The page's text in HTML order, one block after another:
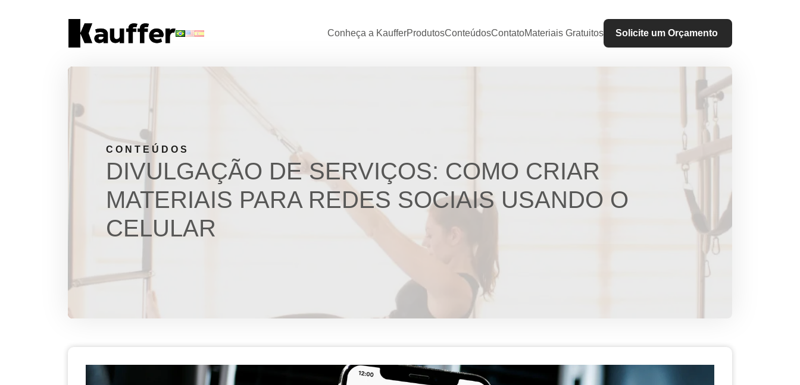
Contato
Materiais Gratuitos
Solicite um Orçamento
Conheça a KaufferProdutosConteúdosContatoMateriais Gratuitos Solicite um Orçamento
CONTEÚDOS
DIVULGAÇÃO DE SERVIÇOS: COMO CRIAR
MATERIAIS PARA REDES SOCIAIS USANDO O
CELULAR